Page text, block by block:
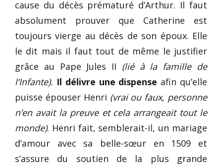
cause du décès prématuré d’Arthur. Il faut
absolument prouver que Catherine est
toujours vierge au décès de son époux. Elle
le dit mais il faut tout de même le justifier
grâce au Pape Jules II (lié à la famille de
l’Infante). Il délivre une dispense afin qu’elle
puisse épouser Henri (vrai ou faux, personne
n’en avait la preuve et cela arrangeait tout le
monde). Henri fait, semblerait-il, un mariage
d’amour avec sa belle-sœur en 1509 et
s’assure du soutien de la plus grande